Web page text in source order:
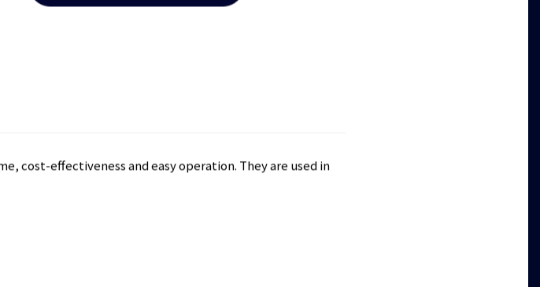
cost-effectiveness and easy operation. They are used in